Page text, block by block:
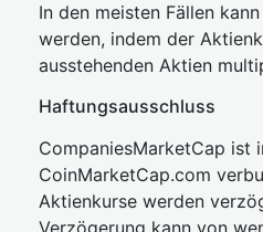
In den meisten Fällen
werden, indem der
ausstehenden Aktien
Haftungsausschluss
CompaniesMarketCap ist
CoinMarketCap.com
Aktienkurse werden
Verzögerung kann von